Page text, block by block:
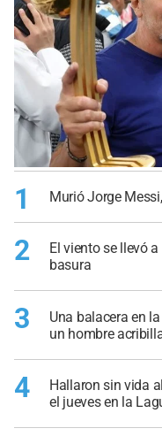
1 Murió Jorge
2
El viento se llevó
basura
3
Una balacera en
un hombre
4
Hallaron sin vida
el jueves en la